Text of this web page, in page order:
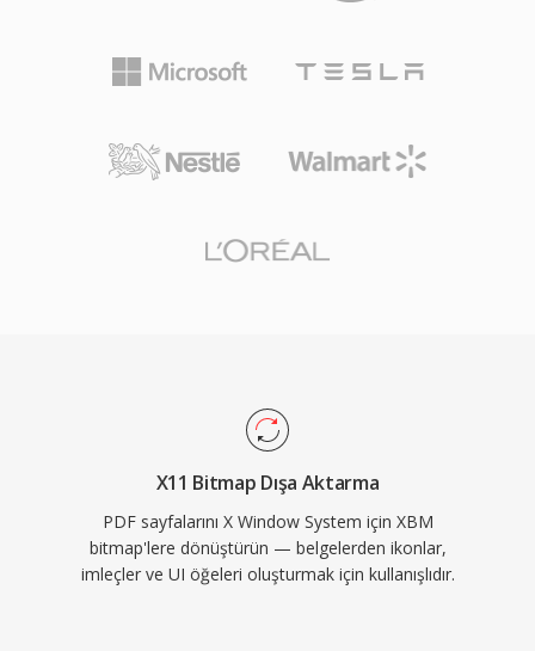
X11 Bitmap Dışa Aktarma
PDF sayfalarını X Window System için XBM
bitmap'lere dönüştürün — belgelerden ikonlar,
imleçler ve UI öğeleri oluşturmak için kullanışlıdır.